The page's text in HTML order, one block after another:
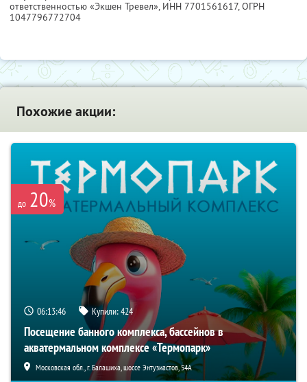
ответственностью «Экшен Тревел», ИНН 7701561617, ОГРН
1047796772704
Похожие акции:
до 20%
06:13:45 Купили:424
Посещение банного комплекса, бассейнов в
акватермальном комплексе «Термопарк»
Московская обл., г. Балашиха, шоссе Энтузиастов, 54А